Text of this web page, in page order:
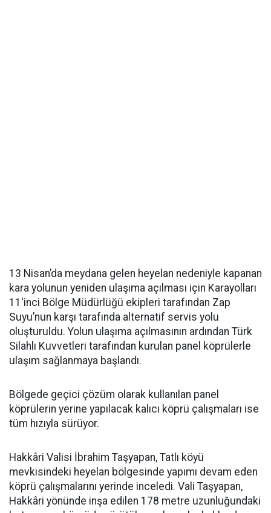
13 Nisan’da meydana gelen heyelan nedeniyle kapanan
kara yolunun yeniden ulaşıma açılması için Karayolları
11'inci Bölge Müdürlüğü ekipleri tarafından Zap
Suyu’nun karşı tarafında alternatif servis yolu
oluşturuldu. Yolun ulaşıma açılmasının ardından Türk
Silahlı Kuvvetleri tarafından kurulan panel köprülerle
ulaşım sağlanmaya başlandı.
Bölgede geçici çözüm olarak kullanılan panel
köprülerin yerine yapılacak kalıcı köprü çalışmaları ise
tüm hızıyla sürüyor.
Hakkâri Valisi İbrahim Taşyapan, Tatlı köyü
mevkisindeki heyelan bölgesinde yapımı devam eden
köprü çalışmalarını yerinde inceledi. Vali Taşyapan,
Hakkâri yönünde inşa edilen 178 metre uzunluğundaki